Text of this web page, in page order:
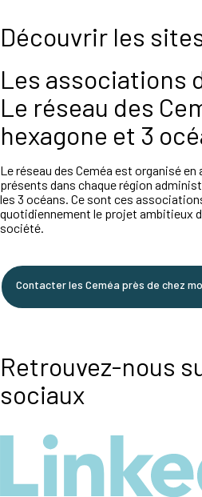
Découvrir les
Les associations
Le réseau des
hexagone et 3
Le réseau des Ceméa est organisé
présents dans chaque région
les 3 océans. Ce sont ces
quotidiennement le projet ambitieux
société.
Contacter les Ceméa près de chez
Retrouvez-nous
sociaux